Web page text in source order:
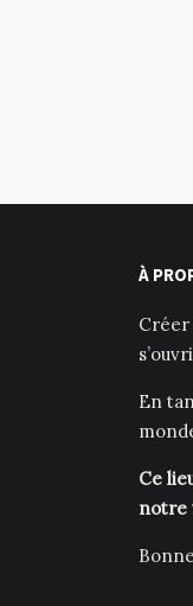
À
En
Ce
notre